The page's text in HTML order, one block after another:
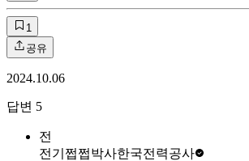
1
공유
2024.10.06
답변 5
전
전기쩝쩝박사한국전력공사